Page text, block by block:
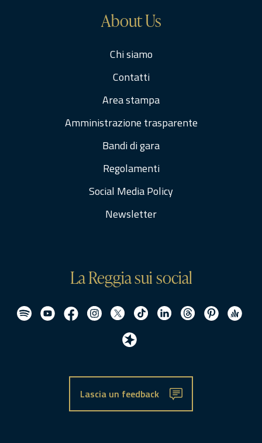
About Us
Chi siamo
Contatti
Area stampa
Amministrazione trasparente
Bandi di gara
Regolamenti
Social Media Policy
Newsletter
La Reggia sui social
Lascia un feedback